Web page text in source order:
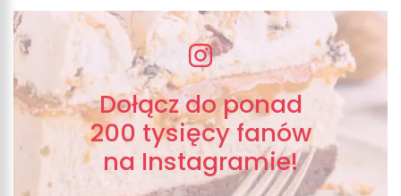
Dołącz do ponad
200 tysięcy fanów
na Instagramie!